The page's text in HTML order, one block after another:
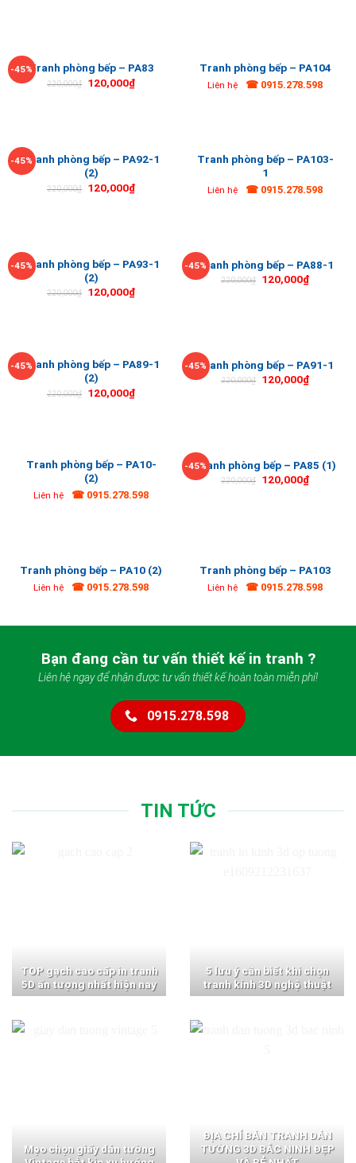
-45%Tranh phòng bếp – PA83
220,000₫ 120,000₫
Tranh phòng bếp – PA104
Liên hệ ☎ 0915.278.598
-45%Tranh phòng bếp – PA92-1
(2)
220,000₫ 120,000₫
Tranh phòng bếp – PA103-
1
Liên hệ ☎ 0915.278.598
-45%Tranh phòng bếp – PA93-1
(2)
220,000₫ 120,000₫
-45%Tranh phòng bếp – PA88-1
220,000₫ 120,000₫
-45%Tranh phòng bếp – PA89-1
(2)
220,000₫ 120,000₫
-45%Tranh phòng bếp – PA91-1
220,000₫ 120,000₫
Tranh phòng bếp – PA10-
(2)
Liên hệ ☎ 0915.278.598
-45%Tranh phòng bếp – PA85 (1)
220,000₫ 120,000₫
Tranh phòng bếp – PA10 (2)
Liên hệ ☎ 0915.278.598
Tranh phòng bếp – PA103
Liên hệ ☎ 0915.278.598
Bạn đang cần tư vấn thiết kế in tranh ?
Liên hệ ngay để nhận được tư vấn thiết kế hoàn toàn miễn phí!
0915.278.598
TIN TỨC
TOP gạch cao cấp in tranh
5D ấn tượng nhất hiện nay
5 lưu ý cần biết khi chọn
tranh kính 3D nghệ thuật
Mẹo chọn giấy dán tường
ĐỊA CHỈ BÁN TRANH DÁN
TƯỜNG 3D BẮC NINH ĐẸP